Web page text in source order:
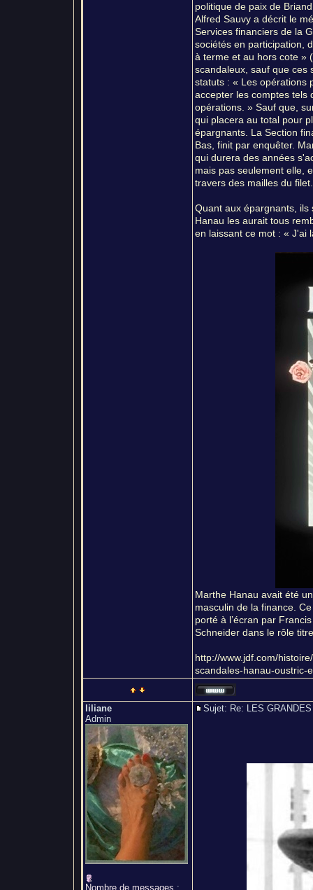
politique de paix de
Alfred Sauvy a décrit le
Services financiers de la
sociétés en participation,
à terme et au hors cote »
scandaleux, sauf que ces
statuts : « Les opérations
accepter les comptes tels
opérations. » Sauf que,
qui placera au total pour
épargnants. La Section
Bas, finit par enquêter.
qui durera des années
mais pas seulement elle,
travers des mailles du filet.
Quant aux épargnants,
Hanau les aurait tous
en laissant ce mot : « J'ai
Marthe Hanau avait été
masculin de la finance.
porté à l’écran par
Schneider dans le rôle
http://www.jdf.com/
scandales-hanau-oustric-
liliane
Admin
Nombre de messages :
Sujet: Re: LES